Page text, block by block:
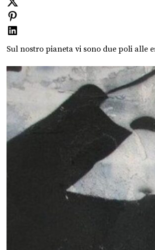
Sul nostro pianeta vi sono due poli alle